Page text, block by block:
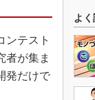
ンテスト
者が集ま
発だけで
よ